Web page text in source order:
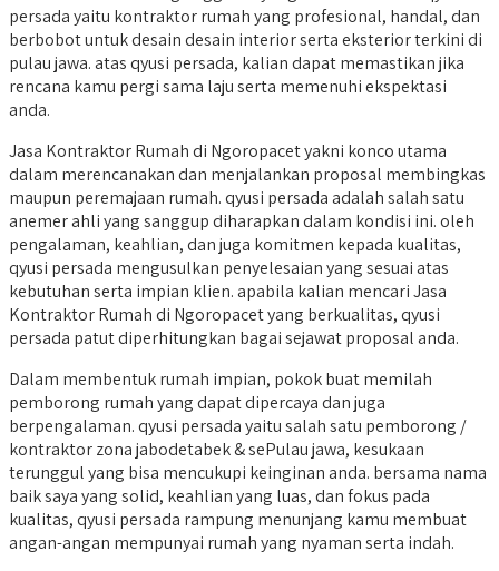
persada yaitu kontraktor rumah yang profesional, handal, dan
berbobot untuk desain desain interior serta eksterior terkini di
pulau jawa. atas qyusi persada, kalian dapat memastikan jika
rencana kamu pergi sama laju serta memenuhi ekspektasi
anda.
Jasa Kontraktor Rumah di Ngoropacet yakni konco utama
dalam merencanakan dan menjalankan proposal membingkas
maupun peremajaan rumah. qyusi persada adalah salah satu
anemer ahli yang sanggup diharapkan dalam kondisi ini. oleh
pengalaman, keahlian, dan juga komitmen kepada kualitas,
qyusi persada mengusulkan penyelesaian yang sesuai atas
kebutuhan serta impian klien. apabila kalian mencari Jasa
Kontraktor Rumah di Ngoropacet yang berkualitas, qyusi
persada patut diperhitungkan bagai sejawat proposal anda.
Dalam membentuk rumah impian, pokok buat memilah
pemborong rumah yang dapat dipercaya dan juga
berpengalaman. qyusi persada yaitu salah satu pemborong /
kontraktor zona jabodetabek & sePulau jawa, kesukaan
terunggul yang bisa mencukupi keinginan anda. bersama nama
baik saya yang solid, keahlian yang luas, dan fokus pada
kualitas, qyusi persada rampung menunjang kamu membuat
angan-angan mempunyai rumah yang nyaman serta indah.